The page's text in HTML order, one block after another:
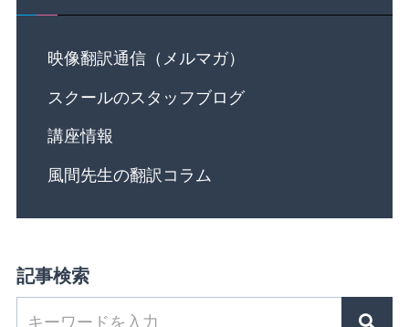
映像翻訳通信（メルマガ）
スクールのスタッフブログ
講座情報
風間先生の翻訳コラム
記事検索